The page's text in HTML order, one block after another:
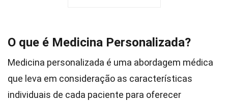
O que é Medicina Personalizada?
Medicina personalizada é uma abordagem médica
que leva em consideração as características
individuais de cada paciente para oferecer